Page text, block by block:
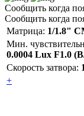
Сообщить когда
Сообщить когда
Матрица: 1/1.8"
Мин.
0.0004 Lux F1.0
Скорость затвора:
+